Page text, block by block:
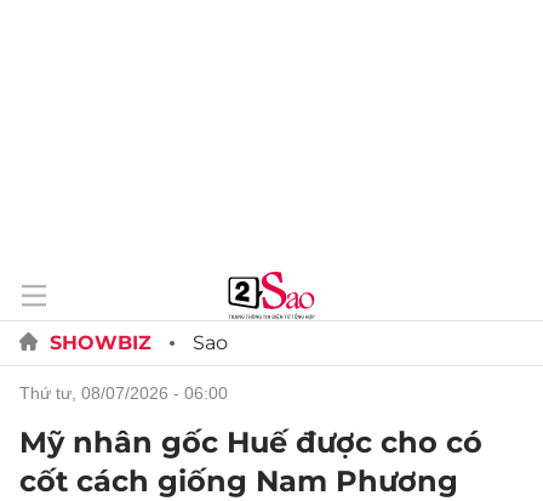
SHOWBIZ Sao
thứ tư, 08/07/2026 - 06:00
Mỹ nhân gốc Huế được cho có
cốt cách giống Nam Phương